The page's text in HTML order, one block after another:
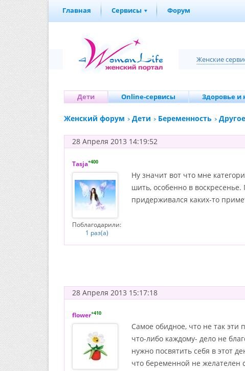
Главная Сервисы Форум
Женские
Дети Online-сервисы Здоровье и
Женский форум Дети Беременность Другое
28 Апреля 2013 14:19:52
Tasja+400
Поблагодарили:
1 раз(а)
Ну значит вот что мне
шить, особенно в
придерживался каких-то
28 Апреля 2013 15:17:18
flower+410
Самое обидное, что не так
что-либо каждому- дело не
нужно посвятить себя в этот
что беременной не желателен